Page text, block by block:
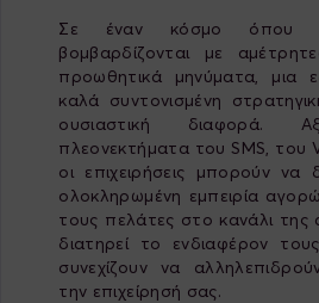
Σε έναν κόσμο όπου
βομβαρδίζονται με
προωθητικά μηνύματα, μια
καλά συντονισμένη
ουσιαστική διαφορά.
πλεονεκτήματα του SMS, του
οι επιχειρήσεις μπορούν να
ολοκληρωμένη εμπειρία
τους πελάτες στο κανάλι της
διατηρεί το ενδιαφέρον
συνεχίζουν να
την επιχείρησή σας.